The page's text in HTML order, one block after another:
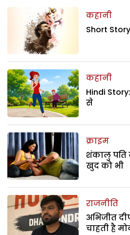
कहानी
Short
कहानी
Hindi
से
क्राइम
शंकालु पति
खुद को भी
राजनीति
अभिजीत
चाहती है